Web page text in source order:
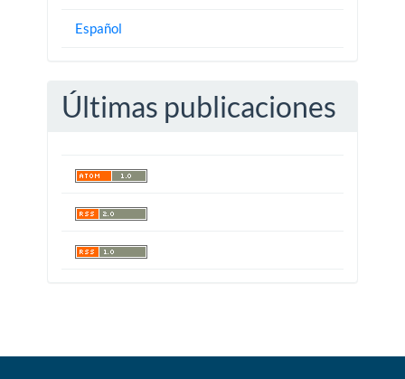
Español
Últimas publicaciones